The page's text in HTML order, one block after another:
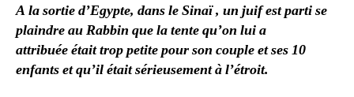
A la sortie d’Egypte, dans le Sinaï , un juif est parti se
plaindre au Rabbin que la tente qu’on lui a
attribuée était trop petite pour son couple et ses 10
enfants et qu’il était sérieusement à l’étroit.